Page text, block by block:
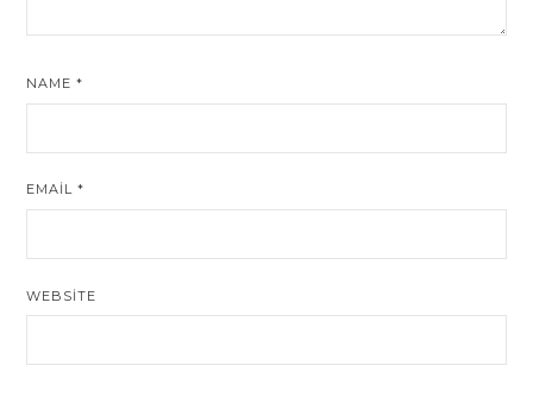
NAME*
EMAIL*
WEBSITE